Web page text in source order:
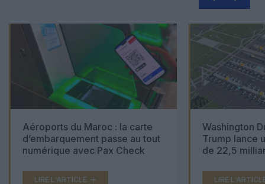
Aéroports du Maroc : la carte
d’embarquement passe au tout
numérique avec Pax Check
LIRE L'ARTICLE
Washington
Trump lance
de 22,5
LIRE